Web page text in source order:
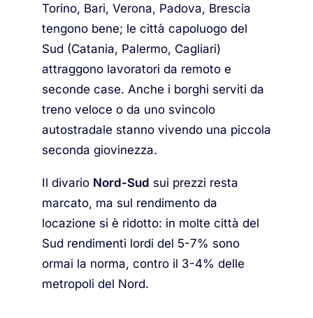
Torino, Bari, Verona, Padova, Brescia
tengono bene; le città capoluogo del
Sud (Catania, Palermo, Cagliari)
attraggono lavoratori da remoto e
seconde case. Anche i borghi serviti da
treno veloce o da uno svincolo
autostradale stanno vivendo una piccola
seconda giovinezza.
Il divario Nord-Sud sui prezzi resta
marcato, ma sul rendimento da
locazione si è ridotto: in molte città del
Sud rendimenti lordi del 5-7% sono
ormai la norma, contro il 3-4% delle
metropoli del Nord.